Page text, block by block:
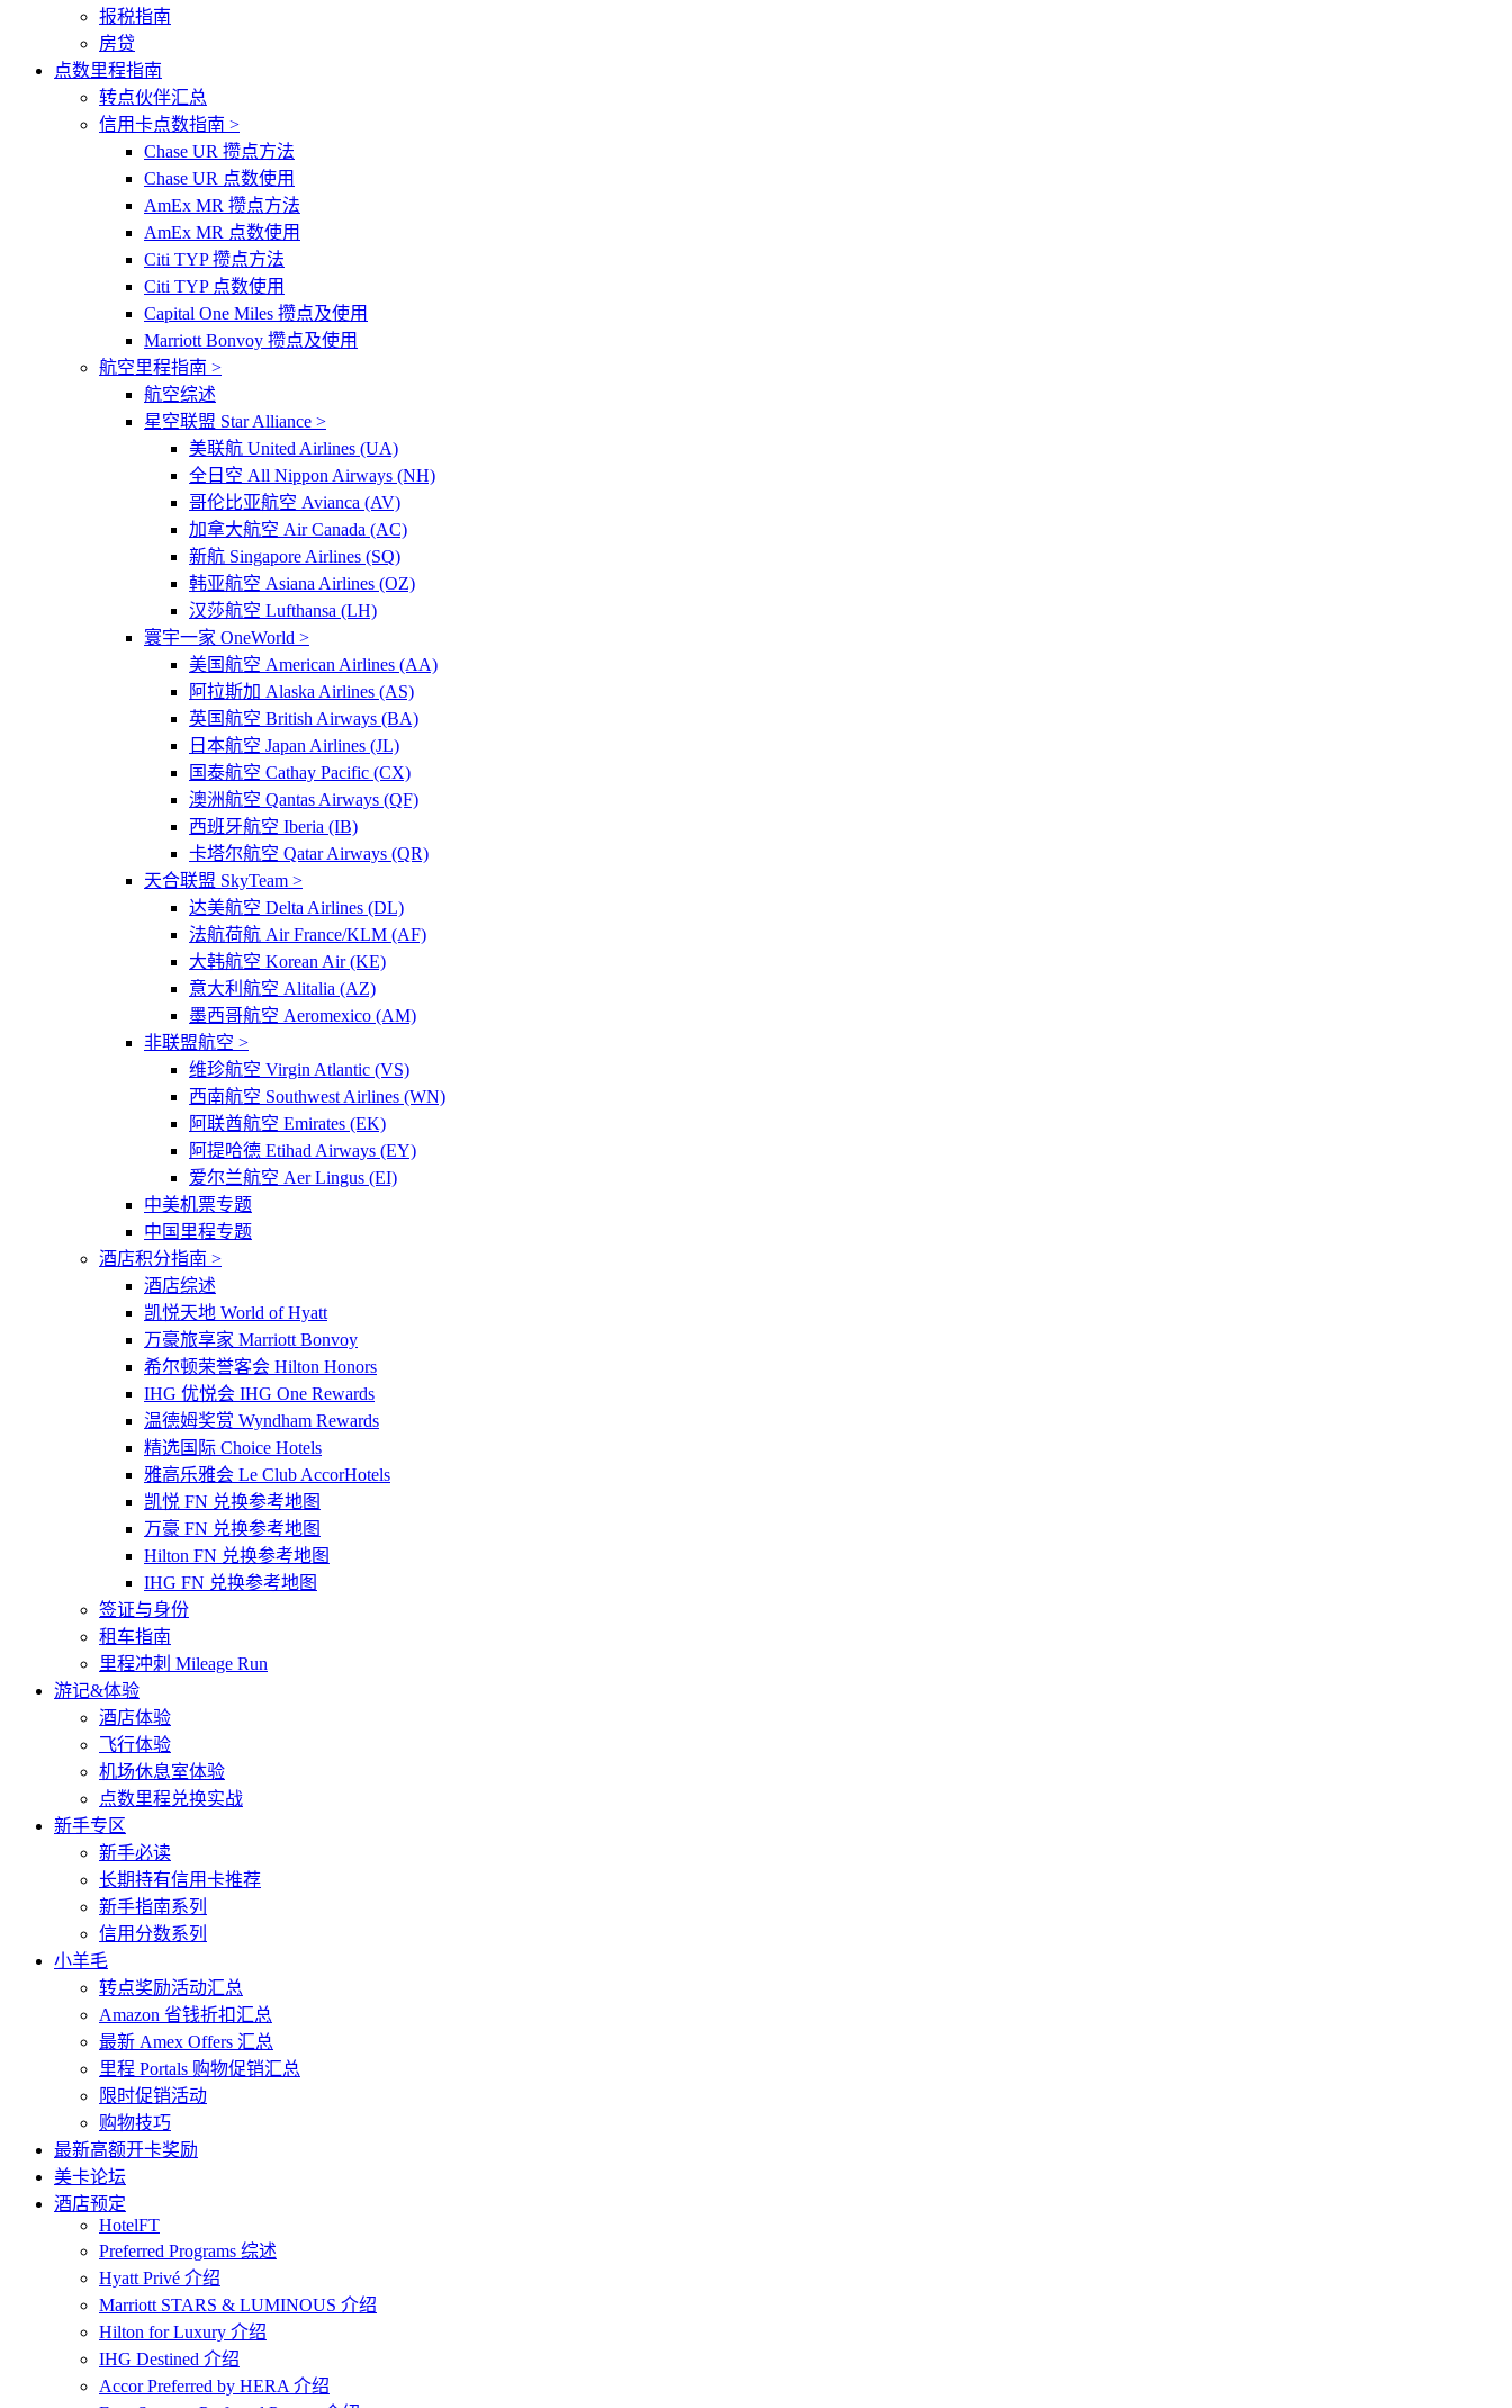
报税指南
房贷
点数里程指南
转点伙伴汇总
信用卡点数指南 >
Chase UR 攒点方法
Chase UR 点数使用
AmEx MR 攒点方法
AmEx MR 点数使用
Citi TYP 攒点方法
Citi TYP 点数使用
Capital One Miles 攒点及使用
Marriott Bonvoy 攒点及使用
航空里程指南 >
航空综述
星空联盟 Star Alliance >
美联航 United Airlines (UA)
全日空 All Nippon Airways (NH)
哥伦比亚航空 Avianca (AV)
加拿大航空 Air Canada (AC)
新航 Singapore Airlines (SQ)
韩亚航空 Asiana Airlines (OZ)
汉莎航空 Lufthansa (LH)
寰宇一家 OneWorld >
美国航空 American Airlines (AA)
阿拉斯加 Alaska Airlines (AS)
英国航空 British Airways (BA)
日本航空 Japan Airlines (JL)
国泰航空 Cathay Pacific (CX)
澳洲航空 Qantas Airways (QF)
西班牙航空 Iberia (IB)
卡塔尔航空 Qatar Airways (QR)
天合联盟 SkyTeam >
达美航空 Delta Airlines (DL)
法航荷航 Air France/KLM (AF)
大韩航空 Korean Air (KE)
意大利航空 Alitalia (AZ)
墨西哥航空 Aeromexico (AM)
非联盟航空 >
维珍航空 Virgin Atlantic (VS)
西南航空 Southwest Airlines (WN)
阿联酋航空 Emirates (EK)
阿提哈德 Etihad Airways (EY)
爱尔兰航空 Aer Lingus (EI)
中美机票专题
中国里程专题
酒店积分指南 >
酒店综述
凯悦天地 World of Hyatt
万豪旅享家 Marriott Bonvoy
希尔顿荣誉客会 Hilton Honors
IHG 优悦会 IHG One Rewards
温德姆奖赏 Wyndham Rewards
精选国际 Choice Hotels
雅高乐雅会 Le Club AccorHotels
凯悦 FN 兑换参考地图
万豪 FN 兑换参考地图
Hilton FN 兑换参考地图
IHG FN 兑换参考地图
签证与身份
租车指南
里程冲刺 Mileage Run
游记&体验
酒店体验
飞行体验
机场休息室体验
点数里程兑换实战
新手专区
新手必读
长期持有信用卡推荐
新手指南系列
信用分数系列
小羊毛
转点奖励活动汇总
Amazon 省钱折扣汇总
最新 Amex Offers 汇总
里程 Portals 购物促销汇总
限时促销活动
购物技巧
最新高额开卡奖励
美卡论坛
酒店预定
HotelFT
Preferred Programs 综述
Hyatt Privé 介绍
Marriott STARS & LUMINOUS 介绍
Hilton for Luxury 介绍
IHG Destined 介绍
Accor Preferred by HERA 介绍